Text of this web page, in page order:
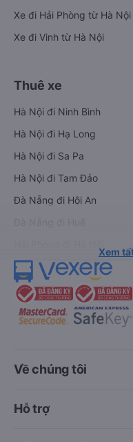
Xe đi Hải Phòng từ Hà Nội
Xe đi Vinh từ Hà Nội
Thuê xe
Hà Nội đi Ninh Bình
Hà Nội đi Hạ Long
Hà Nội đi Sa Pa
Hà Nội đi Tam Đảo
Đà Nẵng đi Hội An
Xem
Về chúng tôi
Hỗ trợ